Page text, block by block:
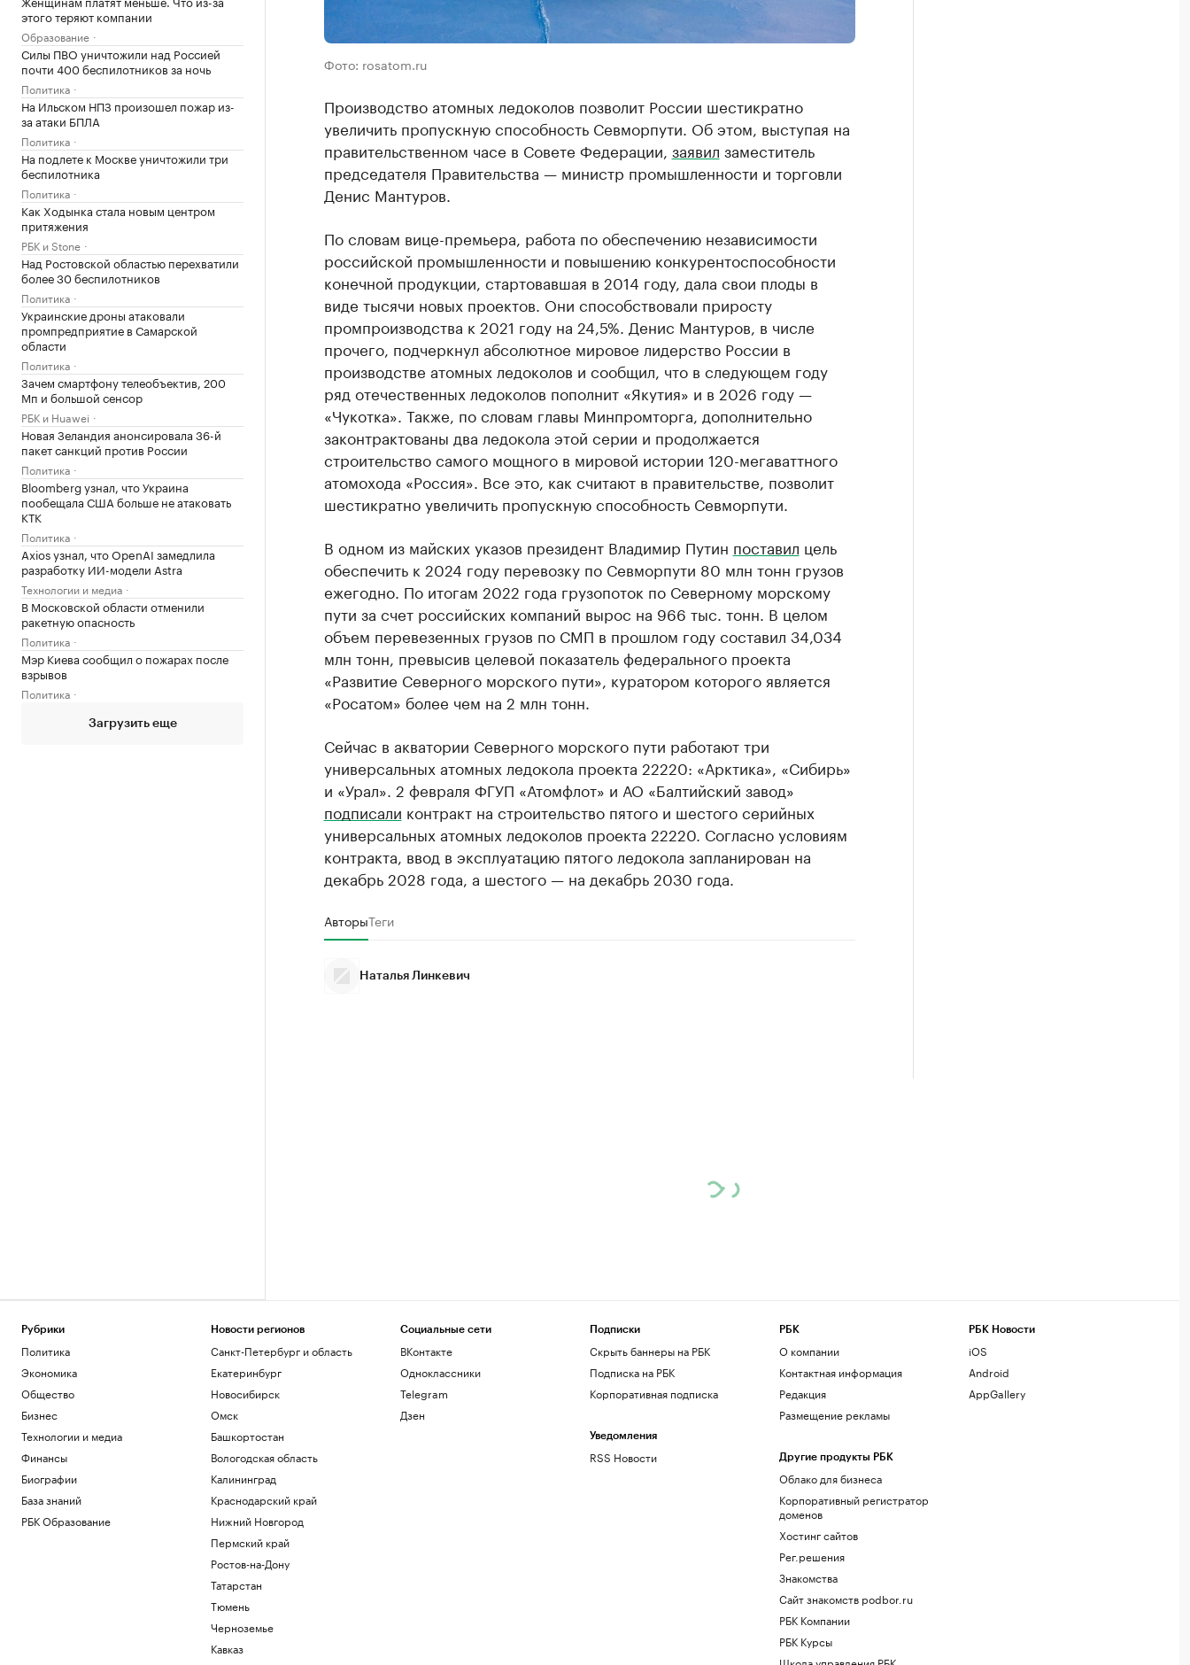
этого теряют компании
Образование
Силы ПВО уничтожили над Россией
почти 400 беспилотников за ночь
Политика
На Ильском НПЗ произошел пожар из-
за атаки БПЛА
Политика
На подлете к Москве уничтожили три
беспилотника
Политика
Как Ходынка стала новым центром
притяжения
РБК и Stone
Над Ростовской областью перехватили
более 30 беспилотников
Политика
Украинские дроны атаковали
промпредприятие в Самарской
области
Политика
Зачем смартфону телеобъектив, 200
Мп и большой сенсор
РБК и Huawei
Новая Зеландия анонсировала 36-й
пакет санкций против России
Политика
Bloomberg узнал, что Украина
пообещала США больше не атаковать
КТК
Политика
Axios узнал, что OpenAI замедлила
разработку ИИ-модели Astra
Технологии и медиа
В Московской области отменили
ракетную опасность
Политика
Мэр Киева сообщил о пожарах после
взрывов
Политика
Загрузить еще
Фото: rosatom.ru
Производство атомных ледоколов позволит России шестикратно
увеличить пропускную способность Севморпути. Об этом, выступая на
правительственном часе в Совете Федерации, заявил заместитель
председателя Правительства — министр промышленности и торговли
Денис Мантуров.
По словам вице-премьера, работа по обеспечению независимости
российской промышленности и повышению конкурентоспособности
конечной продукции, стартовавшая в 2014 году, дала свои плоды в
виде тысячи новых проектов. Они способствовали приросту
промпроизводства к 2021 году на 24,5%. Денис Мантуров, в числе
прочего, подчеркнул абсолютное мировое лидерство России в
производстве атомных ледоколов и сообщил, что в следующем году
ряд отечественных ледоколов пополнит «Якутия» и в 2026 году —
«Чукотка». Также, по словам главы Минпромторга, дополнительно
законтрактованы два ледокола этой серии и продолжается
строительство самого мощного в мировой истории 120-мегаваттного
атомохода «Россия». Все это, как считают в правительстве, позволит
шестикратно увеличить пропускную способность Севморпути.
В одном из майских указов президент Владимир Путин поставил цель
обеспечить к 2024 году перевозку по Севморпути 80 млн тонн грузов
ежегодно. По итогам 2022 года грузопоток по Северному морскому
пути за счет российских компаний вырос на 966 тыс. тонн. В целом
объем перевезенных грузов по СМП в прошлом году составил 34,034
млн тонн, превысив целевой показатель федерального проекта
«Развитие Северного морского пути», куратором которого является
«Росатом» более чем на 2 млн тонн.
Сейчас в акватории Северного морского пути работают три
универсальных атомных ледокола проекта 22220: «Арктика», «Сибирь»
и «Урал». 2 февраля ФГУП «Атомфлот» и АО «Балтийский завод»
подписали контракт на строительство пятого и шестого серийных
универсальных атомных ледоколов проекта 22220. Согласно условиям
контракта, ввод в эксплуатацию пятого ледокола запланирован на
декабрь 2028 года, а шестого — на декабрь 2030 года.
АвторыТеги
Наталья Линкевич
Рубрики
Политика
Экономика
Общество
Бизнес
Технологии и медиа
Финансы
Биографии
База знаний
РБК Образование
Новости регионов
Санкт-Петербург и область
Екатеринбург
Новосибирск
Омск
Башкортостан
Вологодская область
Калининград
Краснодарский край
Нижний Новгород
Пермский край
Ростов-на-Дону
Татарстан
Тюмень
Черноземье
Кавказ
Социальные сети
ВКонтакте
Одноклассники
Telegram
Дзен
Подписки
Скрыть баннеры на РБК
Подписка на РБК
Корпоративная подписка
Уведомления
RSS Новости
РБК
О компании
Контактная информация
Редакция
Размещение рекламы
Другие продукты РБК
Облако для бизнеса
Корпоративный регистратор
доменов
Хостинг сайтов
Рег.решения
Знакомства
Сайт знакомств podbor.ru
РБК Компании
РБК Курсы
РБК Новости
iOS
Android
AppGallery